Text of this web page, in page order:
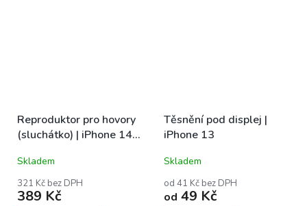
Reproduktor pro hovory
(sluchátko) | iPhone 14
Skladem
321 Kč bez DPH
389 Kč
Těsnění pod displej |
iPhone 13
Skladem
od 41 Kč bez DPH
od 49 Kč